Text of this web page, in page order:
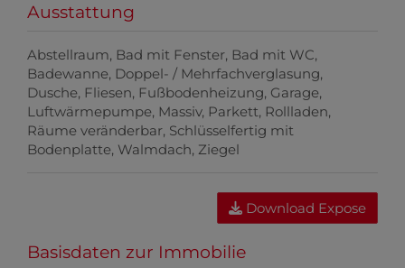
Ausstattung
Abstellraum Bad mit Fenster Bad mit WC
Badewanne Doppel- / Mehrfachverglasung
Dusche Fliesen Fußbodenheizung Garage
Luftwärmepumpe Massiv Parkett Rollladen
Räume veränderbar Schlüsselfertig mit
Bodenplatte Walmdach Ziegel
Download Expose
Basisdaten zur Immobilie